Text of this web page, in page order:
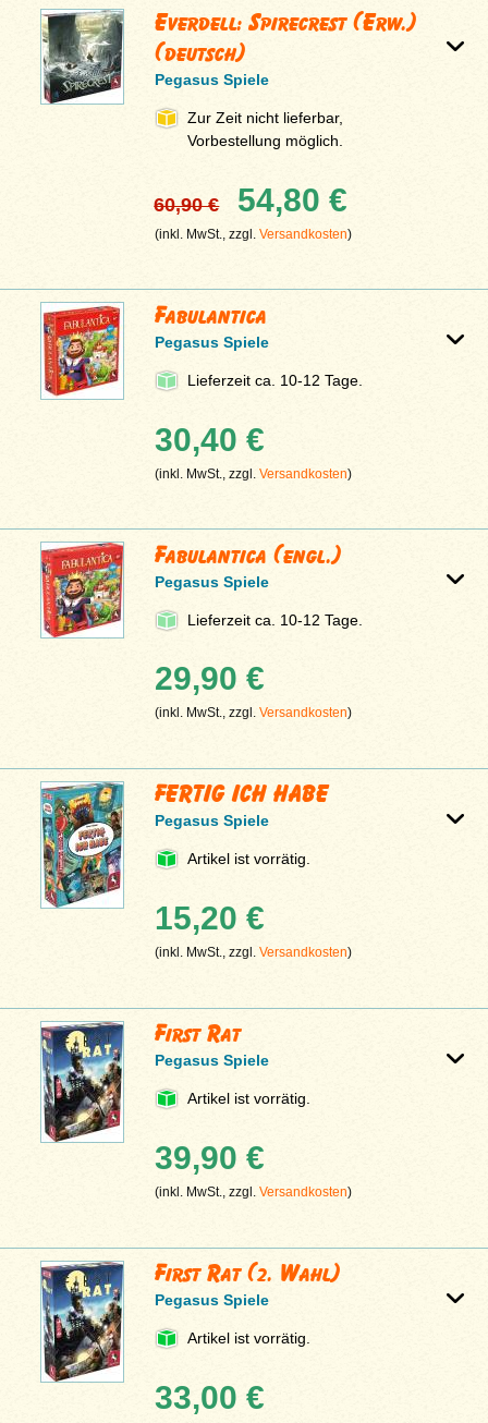
Everdell: Spirecrest (Erw.)
(deutsch)
Pegasus Spiele
Zur Zeit nicht lieferbar,
Vorbestellung möglich.
60,90 € 54,80 €
(inkl. MwSt., zzgl.Versandkosten)
Fabulantica
Pegasus Spiele
Lieferzeit ca. 10-12 Tage.
30,40 €
(inkl. MwSt., zzgl.Versandkosten)
Fabulantica (engl.)
Pegasus Spiele
Lieferzeit ca. 10-12 Tage.
29,90 €
(inkl. MwSt., zzgl.Versandkosten)
FERTIG ICH HABE
Pegasus Spiele
Artikel ist vorrätig.
15,20 €
(inkl. MwSt., zzgl.Versandkosten)
First Rat
Pegasus Spiele
Artikel ist vorrätig.
39,90 €
(inkl. MwSt., zzgl.Versandkosten)
First Rat (2. Wahl)
Pegasus Spiele
Artikel ist vorrätig.
33,00 €